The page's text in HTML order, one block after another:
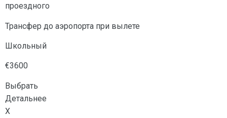
проездного
Трансфер до аэропорта при вылете
Школьный
€3600
Выбрать
Детальнее
X